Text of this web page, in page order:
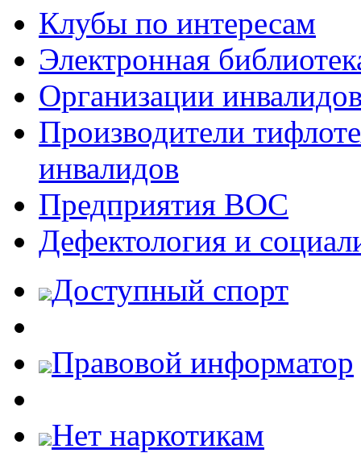
Клубы по интересам
Электронная
Организации
Производители
инвалидов
Предприятия ВОС
Дефектология и
Доступный спорт
Правовой информатор
Нет наркотикам